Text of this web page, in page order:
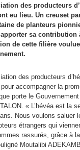
des producteurs
eu lieu. Un creuset
de planteurs
sa contribution
de cette filière
des producteurs
accompagner la
porte le
« L’hévéa est la
Nous voulons saluer
étrangers qui
rassurés, grâce à
Moutalibi